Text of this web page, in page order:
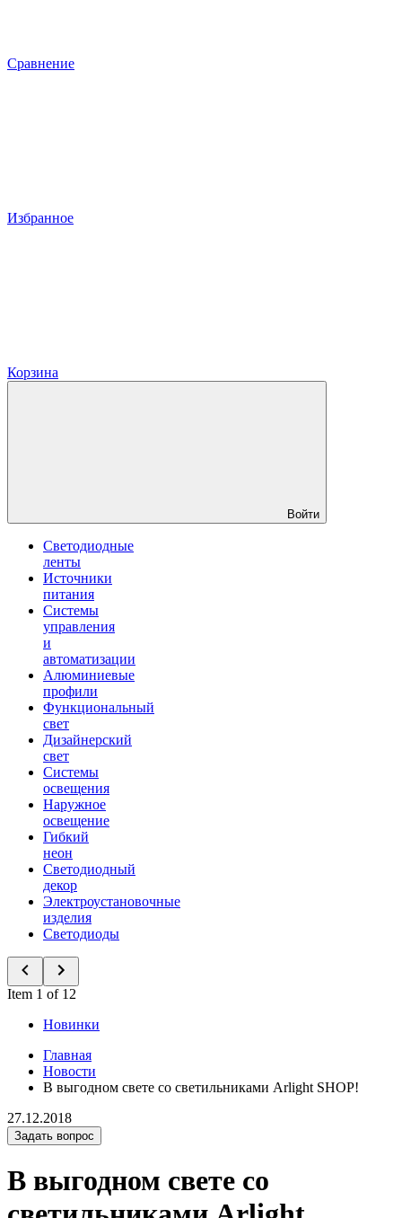
Сравнение
Избранное
Корзина
Войти
Светодиодные
ленты
Источники
питания
Системы
управления
и
автоматизации
Алюминиевые
профили
Функциональный
свет
Дизайнерский
свет
Системы
освещения
Наружное
освещение
Гибкий
неон
Светодиодный
декор
Электроустановочные
изделия
Светодиоды
Item 1 of 12
Новинки
Главная
Новости
В выгодном свете со светильниками Arlight SHOP!
27.12.2018
Задать вопрос
В выгодном свете со